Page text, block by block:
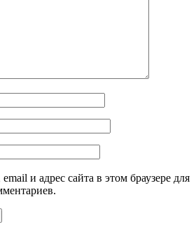
и адрес сайта в этом браузере для